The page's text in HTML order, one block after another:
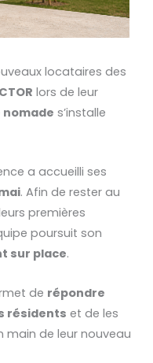
locataires des
lors de leur
nomade s’installe
a accueilli ses
. Afin de rester au
premières
poursuit son
sur place.
de répondre
résidents et de les
main de leur nouveau